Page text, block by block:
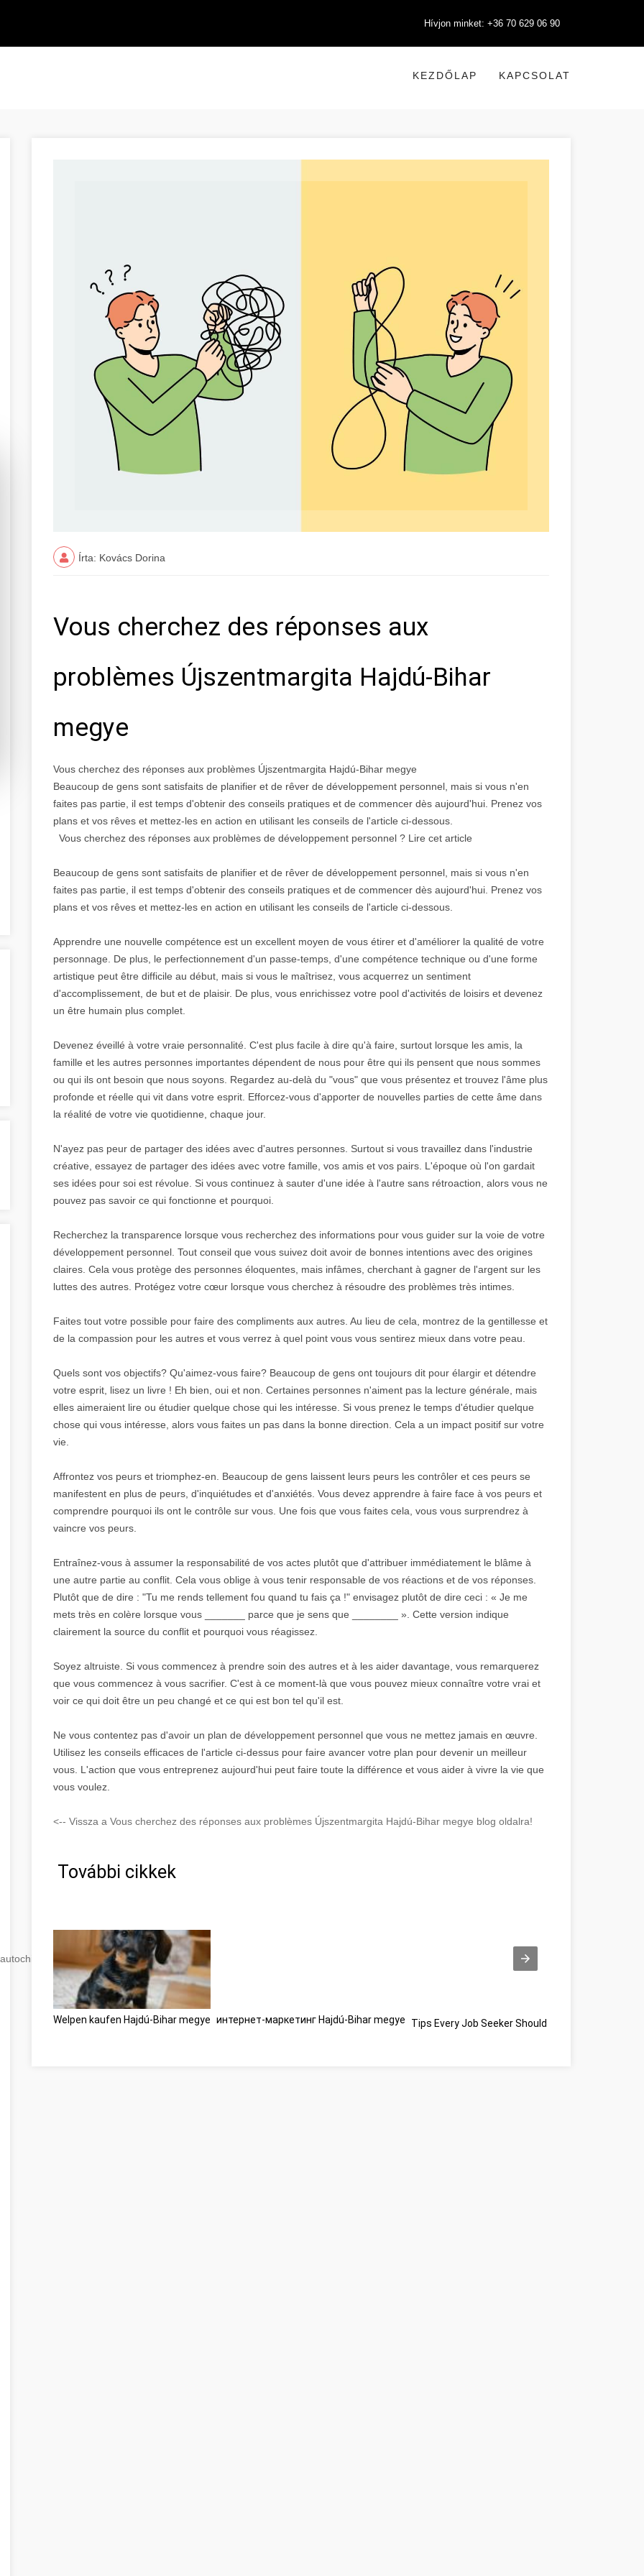
Hívjon minket: +36 70 629 06 90
KEZDŐLAP KAPCSOLAT
Írta: Kovács Dorina
Vous cherchez des réponses aux
problèmes Újszentmargita Hajdú-Bihar
megye
Vous cherchez des réponses aux problèmes Újszentmargita Hajdú-Bihar megye
Beaucoup de gens sont satisfaits de planifier et de rêver de développement personnel, mais si vous n'en
faites pas partie, il est temps d'obtenir des conseils pratiques et de commencer dès aujourd'hui. Prenez vos
plans et vos rêves et mettez-les en action en utilisant les conseils de l'article ci-dessous.
Vous cherchez des réponses aux problèmes de développement personnel ? Lire cet article
Beaucoup de gens sont satisfaits de planifier et de rêver de développement personnel, mais si vous n'en
faites pas partie, il est temps d'obtenir des conseils pratiques et de commencer dès aujourd'hui. Prenez vos
plans et vos rêves et mettez-les en action en utilisant les conseils de l'article ci-dessous.
Apprendre une nouvelle compétence est un excellent moyen de vous étirer et d'améliorer la qualité de votre
personnage. De plus, le perfectionnement d'un passe-temps, d'une compétence technique ou d'une forme
artistique peut être difficile au début, mais si vous le maîtrisez, vous acquerrez un sentiment
d'accomplissement, de but et de plaisir. De plus, vous enrichissez votre pool d'activités de loisirs et devenez
un être humain plus complet.
Devenez éveillé à votre vraie personnalité. C'est plus facile à dire qu'à faire, surtout lorsque les amis, la
famille et les autres personnes importantes dépendent de nous pour être qui ils pensent que nous sommes
ou qui ils ont besoin que nous soyons. Regardez au-delà du "vous" que vous présentez et trouvez l'âme plus
profonde et réelle qui vit dans votre esprit. Efforcez-vous d'apporter de nouvelles parties de cette âme dans
la réalité de votre vie quotidienne, chaque jour.
N'ayez pas peur de partager des idées avec d'autres personnes. Surtout si vous travaillez dans l'industrie
créative, essayez de partager des idées avec votre famille, vos amis et vos pairs. L'époque où l'on gardait
ses idées pour soi est révolue. Si vous continuez à sauter d'une idée à l'autre sans rétroaction, alors vous ne
pouvez pas savoir ce qui fonctionne et pourquoi.
Recherchez la transparence lorsque vous recherchez des informations pour vous guider sur la voie de votre
développement personnel. Tout conseil que vous suivez doit avoir de bonnes intentions avec des origines
claires. Cela vous protège des personnes éloquentes, mais infâmes, cherchant à gagner de l'argent sur les
luttes des autres. Protégez votre cœur lorsque vous cherchez à résoudre des problèmes très intimes.
Faites tout votre possible pour faire des compliments aux autres. Au lieu de cela, montrez de la gentillesse et
de la compassion pour les autres et vous verrez à quel point vous vous sentirez mieux dans votre peau.
Quels sont vos objectifs? Qu'aimez-vous faire? Beaucoup de gens ont toujours dit pour élargir et détendre
votre esprit, lisez un livre ! Eh bien, oui et non. Certaines personnes n'aiment pas la lecture générale, mais
elles aimeraient lire ou étudier quelque chose qui les intéresse. Si vous prenez le temps d'étudier quelque
chose qui vous intéresse, alors vous faites un pas dans la bonne direction. Cela a un impact positif sur votre
vie.
Affrontez vos peurs et triomphez-en. Beaucoup de gens laissent leurs peurs les contrôler et ces peurs se
manifestent en plus de peurs, d'inquiétudes et d'anxiétés. Vous devez apprendre à faire face à vos peurs et
comprendre pourquoi ils ont le contrôle sur vous. Une fois que vous faites cela, vous vous surprendrez à
vaincre vos peurs.
Entraînez-vous à assumer la responsabilité de vos actes plutôt que d'attribuer immédiatement le blâme à
une autre partie au conflit. Cela vous oblige à vous tenir responsable de vos réactions et de vos réponses.
Plutôt que de dire : "Tu me rends tellement fou quand tu fais ça !" envisagez plutôt de dire ceci : « Je me
mets très en colère lorsque vous _______ parce que je sens que ________ ». Cette version indique
clairement la source du conflit et pourquoi vous réagissez.
Soyez altruiste. Si vous commencez à prendre soin des autres et à les aider davantage, vous remarquerez
que vous commencez à vous sacrifier. C'est à ce moment-là que vous pouvez mieux connaître votre vrai et
voir ce qui doit être un peu changé et ce qui est bon tel qu'il est.
Ne vous contentez pas d'avoir un plan de développement personnel que vous ne mettez jamais en œuvre.
Utilisez les conseils efficaces de l'article ci-dessus pour faire avancer votre plan pour devenir un meilleur
vous. L'action que vous entreprenez aujourd'hui peut faire toute la différence et vous aider à vivre la vie que
vous voulez.
<-- Vissza a Vous cherchez des réponses aux problèmes Újszentmargita Hajdú-Bihar megye blog oldalra!
További cikkek
Welpen kaufen Hajdú-Bihar megye интернет-маркетинг Hajdú-Bihar megye Tips Every Job Seeker Should Know Hajdú-Bihar